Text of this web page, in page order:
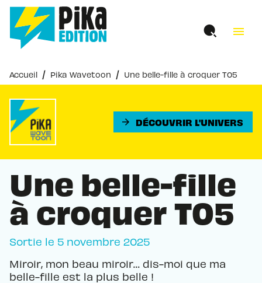
MENU RECHERCHE
PIED DE PAGE
menu
Accueil / Pika Wavetoon / Une belle-fille à croquer T05
arrow_forward DÉCOUVRIR L'UNIVERS
Une belle-fille
à croquer T05
Sortie le 5 novembre 2025
Miroir, mon beau miroir… dis-moi que ma
belle-fille est la plus belle !